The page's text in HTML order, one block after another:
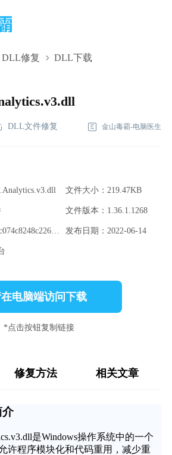
DLL修复 DLL下载
下
DLL文件修复 金山毒霸-电脑医生
文件大小：219.47KB
文件版本：1.36.1.1268
文件MD5：a371bab614c074c8248c226bec41430e 发布日期：2022-06-14
电脑端访问下载
*点击按钮复制链接
修复方法 相关文章
是Windows操作系统中的一个
许程序模块化和代码重用，减少重